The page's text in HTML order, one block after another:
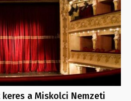
a Miskolci Nemzeti